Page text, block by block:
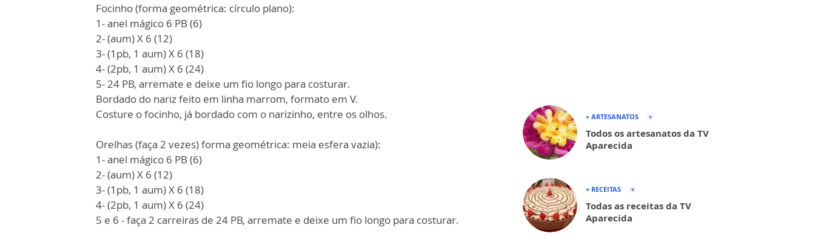
Focinho (forma geométrica: círculo plano):
1- anel mágico 6 PB (6)
2- (aum) X 6 (12)
3- (1pb, 1 aum) X 6 (18)
4- (2pb, 1 aum) X 6 (24)
5- 24 PB, arremate e deixe um fio longo para costurar.
Bordado do nariz feito em linha marrom, formato em V.
Costure o focinho, já bordado com o narizinho, entre os olhos.
Orelhas (faça 2 vezes) forma geométrica: meia esfera vazia):
1- anel mágico 6 PB (6)
2- (aum) X 6 (12)
3- (1pb, 1 aum) X 6 (18)
4- (2pb, 1 aum) X 6 (24)
5 e 6 - faça 2 carreiras de 24 PB, arremate e deixe um fio longo para costurar.
+ ARTESANATOS
Todos os artesanatos da TV
Aparecida
+ RECEITAS
Todas as receitas da TV
Aparecida